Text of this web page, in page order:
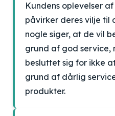
Kundens oplevelser
påvirker deres vilje til
nogle siger, at de vil
grund af god service,
besluttet sig for ikke
grund af dårlig
produkter.